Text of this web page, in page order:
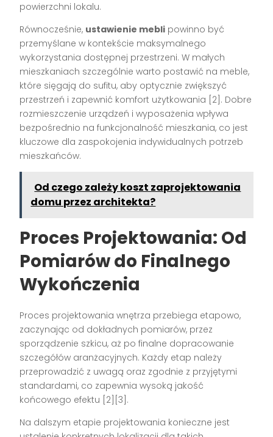
powierzchni lokalu.
Równocześnie, ustawienie mebli powinno być
przemyślane w kontekście maksymalnego
wykorzystania dostępnej przestrzeni. W małych
mieszkaniach szczególnie warto postawić na meble,
które sięgają do sufitu, aby optycznie zwiększyć
przestrzeń i zapewnić komfort użytkowania [2]. Dobre
rozmieszczenie urządzeń i wyposażenia wpływa
bezpośrednio na funkcjonalność mieszkania, co jest
kluczowe dla zaspokojenia indywidualnych potrzeb
mieszkańców.
Od czego zależy koszt zaprojektowania
domu przez architekta?
Proces Projektowania: Od
Pomiarów do Finalnego
Wykończenia
Proces projektowania wnętrza przebiega etapowo,
zaczynając od dokładnych pomiarów, przez
sporządzenie szkicu, aż po finalne dopracowanie
szczegółów aranżacyjnych. Każdy etap należy
przeprowadzić z uwagą oraz zgodnie z przyjętymi
standardami, co zapewnia wysoką jakość
końcowego efektu [2][3].
Na dalszym etapie projektowania konieczne jest